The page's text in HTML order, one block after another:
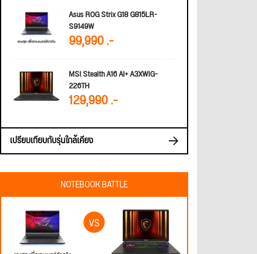
Asus ROG Strix G18 G815LR-
S9149W
99,990 .-
MSI Stealth A16 AI+ A3XWIG-
226TH
129,990 .-
เปรียบเทียบกับรุ่นใกล้เคียง
NOTEBOOK BATTLE